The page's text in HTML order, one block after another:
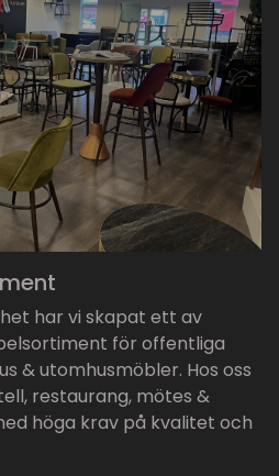
har vi skapat ett av
för offentliga
& utomhusmöbler. Hos oss
restaurang, mötes &
höga krav på kvalitet och